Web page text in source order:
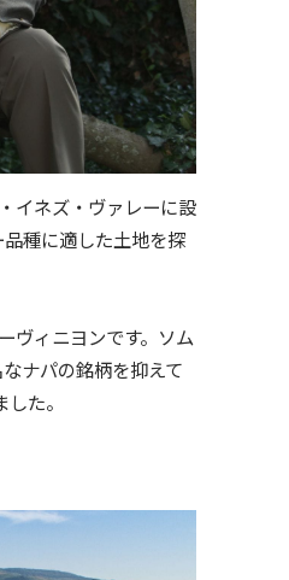
イネズ・ヴァレーに設
種に適した土地を探
ヴィニヨンです。ソム
ナパの銘柄を抑えて
た。